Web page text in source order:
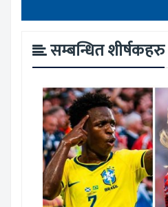
सम्बन्धित शीर्षकहरु